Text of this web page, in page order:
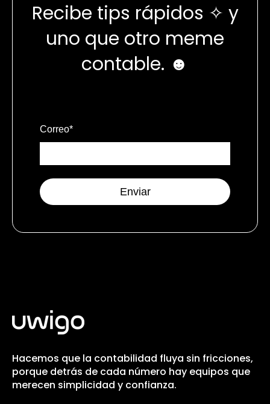
Recibe tips rápidos ✧ y
uno que otro meme
contable. ☻
Correo*
Hacemos que la contabilidad fluya sin fricciones,
porque detrás de cada número hay equipos que
merecen simplicidad y confianza.